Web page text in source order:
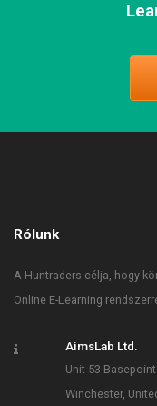
Rólunk
A Huntraders célja, hogy
Online E-Learning
AimsLab Ltd.
Unit 53
Winchester,